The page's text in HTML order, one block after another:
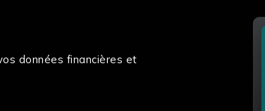
données financières et